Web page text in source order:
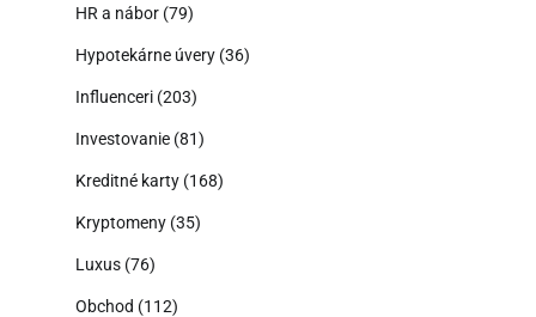
HR a nábor (79)
Hypotekárne úvery (36)
Influenceri (203)
Investovanie (81)
Kreditné karty (168)
Kryptomeny (35)
Luxus (76)
Obchod (112)